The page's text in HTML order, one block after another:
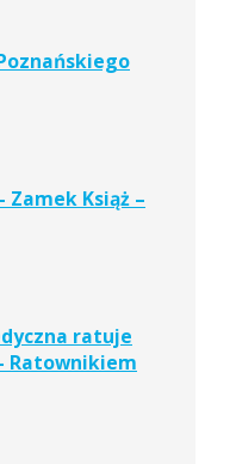
Zamek Książ –
ratuje
Ratownikiem